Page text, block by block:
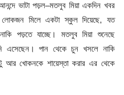
ভাটা পড়ল–মতলুব মিয়া একদিন খবর
মিলে একটা স্কুল দিয়েছে, যত
নাকি পড়তে যাচ্ছে। মতলুব মিয়া শুনেছে
এসেছেন। পান থেকে চুন খসলে নাকি
আর খোকনকে শায়েস্তা করার এর থেকে